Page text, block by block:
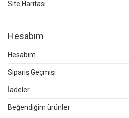
Site Haritası
Hesabım
Hesabım
Sipariş Geçmişi
İadeler
Beğendiğim ürünler